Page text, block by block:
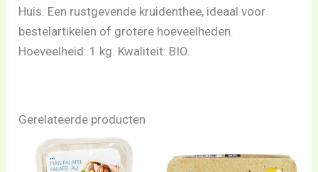
Huis. Een rustgevende kruidenthee, ideaal voor
bestelartikelen of grotere hoeveelheden.
Hoeveelheid: 1 kg. Kwaliteit: BIO.
Gerelateerde producten